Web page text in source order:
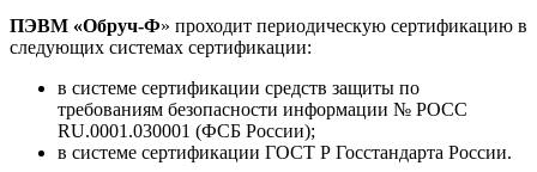
ПЭВМ «Обруч-Ф» проходит периодическую сертификацию в
следующих системах сертификации:
в системе сертификации средств защиты по
требованиям безопасности информации № РОСС
RU.0001.030001 (ФСБ России);
в системе сертификации ГОСТ Р Госстандарта России.